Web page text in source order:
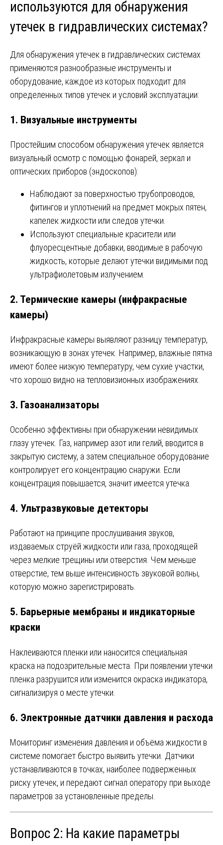
используются для обнаружения
утечек в гидравлических системах?
Для обнаружения утечек в гидравлических системах
применяются разнообразные инструменты и
оборудование, каждое из которых подходит для
определенных типов утечек и условий эксплуатации:
1. Визуальные инструменты
Простейшим способом обнаружения утечек является
визуальный осмотр с помощью фонарей, зеркал и
оптических приборов (эндоскопов):
Наблюдают за поверхностью трубопроводов,
фитингов и уплотнений на предмет мокрых пятен,
капелек жидкости или следов утечки.
Используют специальные красители или
флуоресцентные добавки, вводимые в рабочую
жидкость, которые делают утечки видимыми под
ультрафиолетовым излучением.
2. Термические камеры (инфракрасные
камеры)
Инфракрасные камеры выявляют разницу температур,
возникающую в зонах утечек. Например, влажные пятна
имеют более низкую температуру, чем сухие участки,
что хорошо видно на тепловизионных изображениях.
3. Газоанализаторы
Особенно эффективны при обнаружении невидимых
глазу утечек. Газ, например азот или гелий, вводится в
закрытую систему, а затем специальное оборудование
контролирует его концентрацию снаружи. Если
концентрация повышается, значит имеется утечка.
4. Ультразвуковые детекторы
Работают на принципе прослушивания звуков,
издаваемых струёй жидкости или газа, проходящей
через мелкие трещины или отверстия. Чем меньше
отверстие, тем выше интенсивность звуковой волны,
которую можно зарегистрировать.
5. Барьерные мембраны и индикаторные
краски
Наклеиваются пленки или наносится специальная
краска на подозрительные места. При появлении утечки
пленка разрушится или изменится окраска индикатора,
сигнализируя о месте утечки.
6. Электронные датчики давления и расхода
Мониторинг изменения давления и объёма жидкости в
системе помогает быстро выявить утечки. Датчики
устанавливаются в точках, наиболее подверженных
риску утечек, и передают сигнал оператору при выходе
параметров за установленные пределы.
Вопрос 2: На какие параметры